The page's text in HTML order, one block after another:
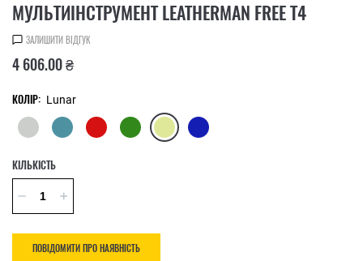
МУЛЬТИІНСТРУМЕНТ LEATHERMAN FREE T4
ЗАЛИШИТИ ВІДГУК
4 606.00 ₴
КОЛІР: Lunar
КІЛЬКІСТЬ
ПОВІДОМИТИ ПРО НАЯВНІСТЬ